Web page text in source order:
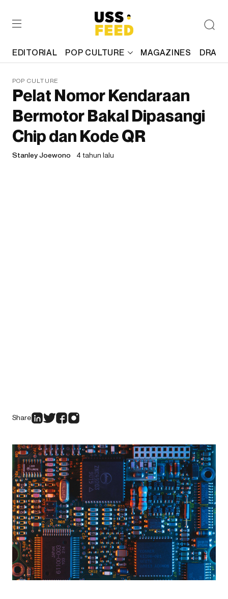
EDITORIAL POP CULTURE MAGAZINES
POP CULTURE
Pelat Nomor Kendaraan
Bermotor Bakal Dipasangi
Chip dan Kode QR
Stanley Joewono 4 tahun lalu
Share